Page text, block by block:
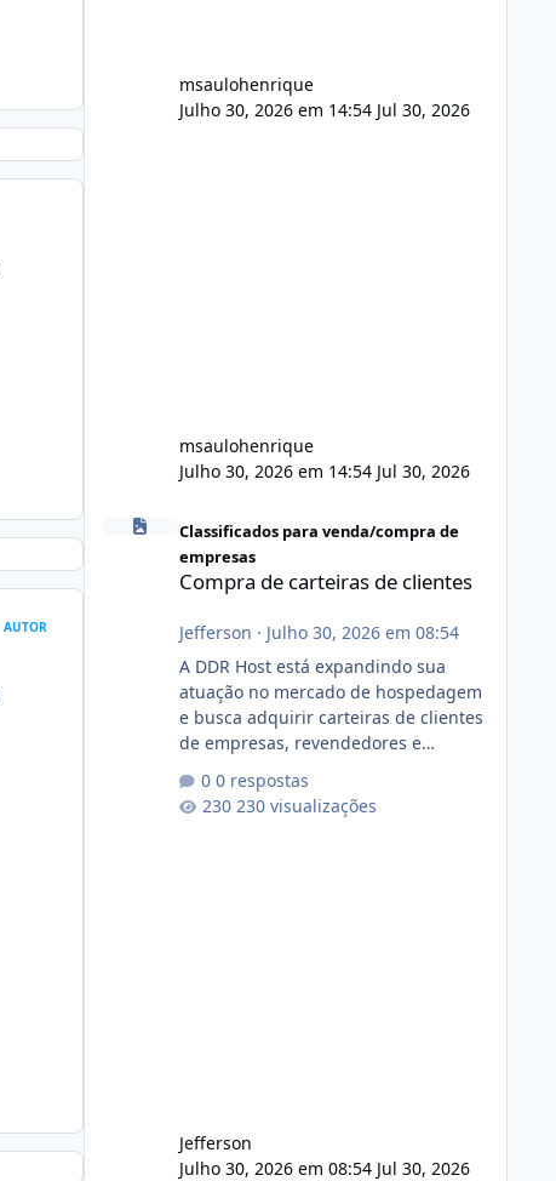
AUTOR
msaulohenrique
Julho 30, 2026 em 14:54 Jul 30, 2026
msaulohenrique
Julho 30, 2026 em 14:54 Jul 30, 2026
Compra de carteiras de clientes
Classificados para venda/compra de
empresas
Compra de carteiras de clientes
Jefferson · Julho 30, 2026 em 08:54
A DDR Host está expandindo sua
atuação no mercado de hospedagem
e busca adquirir carteiras de clientes
de empresas, revendedores e
suas atividades ou reduzir sua
operação. Se você possui clientes
0 respostas
230 visualizações
Jefferson
Julho 30, 2026 em 08:54 Jul 30, 2026